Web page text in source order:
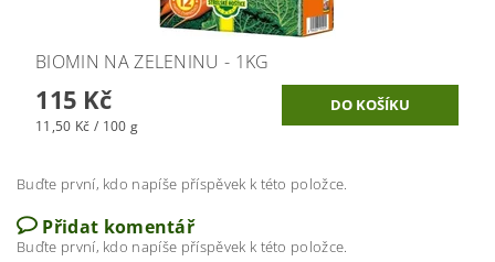
BIOMIN NA ZELENINU - 1KG
115 Kč
11,50 Kč / 100 g
Buďte první, kdo napíše příspěvek k této položce.
Přidat komentář
Buďte první, kdo napíše příspěvek k této položce.